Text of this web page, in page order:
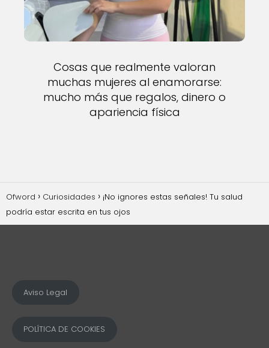
Cosas que realmente valoran
muchas mujeres al enamorarse:
mucho más que regalos, dinero o
apariencia física
Ofword Curiosidades
¡No ignores estas señales! Tu salud
podría estar escrita en tus ojos
Aviso Legal
POLÍTICA DE COOKIES